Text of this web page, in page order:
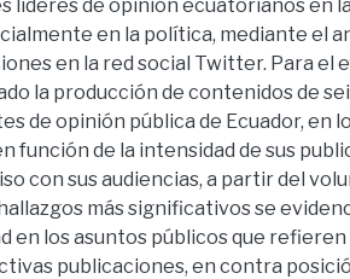
líderes de opinión ecuatorianos en
en la política, mediante el
en la red social Twitter. Para el
la producción de contenidos de
de opinión pública de Ecuador, en
función de la intensidad de sus
con sus audiencias, a partir del
más significativos se
en los asuntos públicos que refieren
publicaciones, en contra